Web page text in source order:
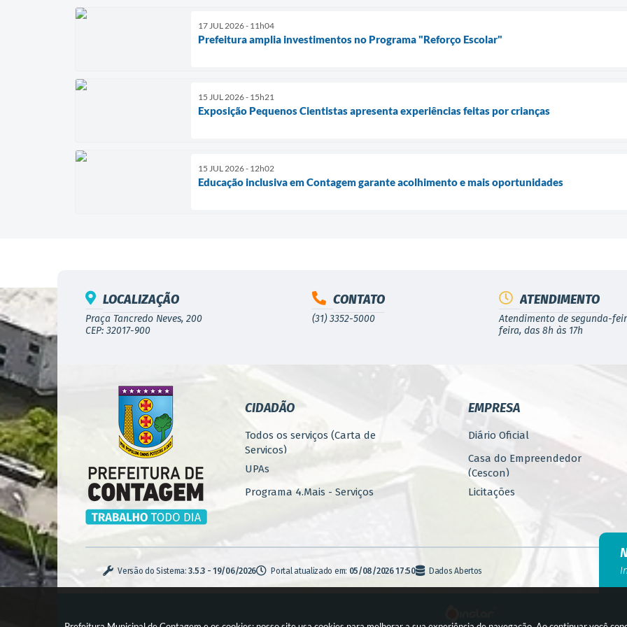
17 JUL 2026 - 11h04
Prefeitura amplia investimentos no Programa "Reforço Escolar"
15 JUL 2026 - 15h21
Exposição Pequenos Cientistas apresenta experiências feitas por crianças
15 JUL 2026 - 12h02
Educação inclusiva em Contagem garante acolhimento e mais oportunidades
LOCALIZAÇÃO
Praça Tancredo Neves, 200
CEP: 32017-900
CONTATO
(31) 3352-5000
ATENDIMENTO
Atendimento de segunda-
feira, das 8h às 17h
CIDADÃO
Todos os serviços (Carta de
Serviços)
UPAs
Programa 4.Mais - Serviços
EMPRESA
Diário Oficial
Casa do Empreendedor
(Cescon)
Licitações
e Empreendedorismo
Versão do Sistema:3.5.3 - 19/06/2026 Portal atualizado em: 05/08/2026 17:50 Dados Abertos